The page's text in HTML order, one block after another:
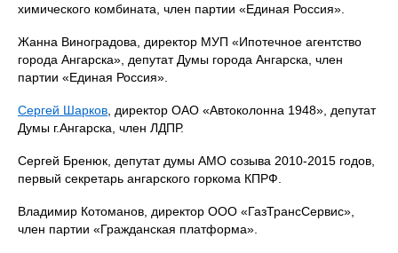
химического комбината, член партии «Единая Россия».
Жанна Виноградова, директор МУП «Ипотечное агентство
города Ангарска», депутат Думы города Ангарска, член
партии «Единая Россия».
Сергей Шарков , директор ОАО «Автоколонна 1948», депутат
Думы г.Ангарска, член ЛДПР.
Сергей Бренюк, депутат думы АМО созыва 2010-2015 годов,
первый секретарь ангарского горкома КПРФ.
Владимир Котоманов, директор ООО «ГазТрансСервис»,
член партии «Гражданская платформа».